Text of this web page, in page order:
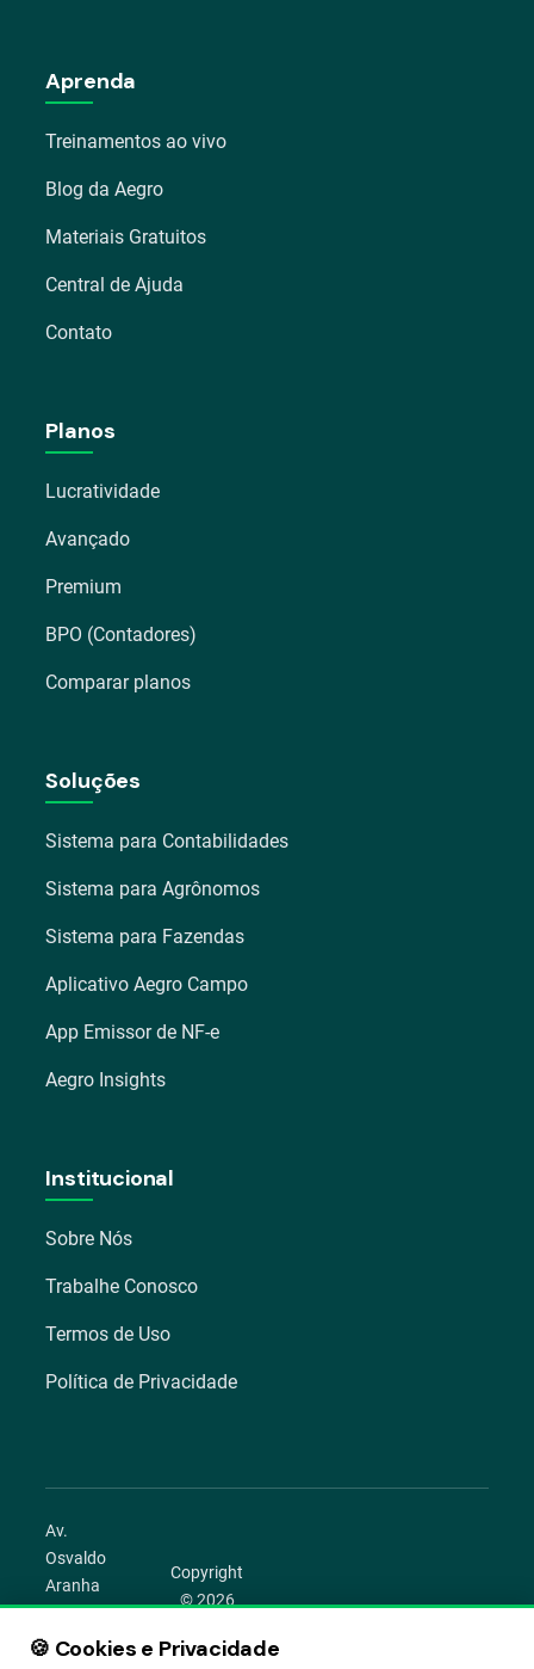
Aprenda
Treinamentos ao vivo
Blog da Aegro
Materiais Gratuitos
Central de Ajuda
Contato
Planos
Lucratividade
Avançado
Premium
BPO (Contadores)
Comparar planos
Soluções
Sistema para Contabilidades
Sistema para Agrônomos
Sistema para Fazendas
Aplicativo Aegro Campo
App Emissor de NF-e
Aegro Insights
Institucional
Sobre Nós
Trabalhe Conosco
Termos de Uso
Política de Privacidade
Av.
Osvaldo
Aranha
1022 –
Bom
Copyright
© 2026
Todos os
🍪 Cookies e Privacidade